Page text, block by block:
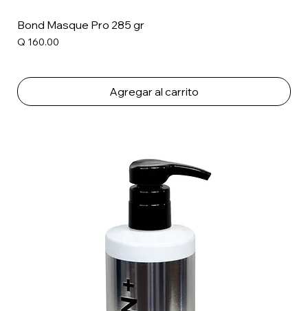
Bond Masque Pro 285 gr
Precio
Q 160.00
Agregar al carrito